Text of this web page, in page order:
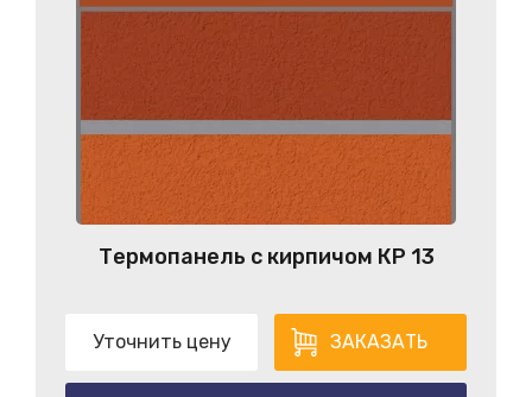
Термопанель с кирпичом КP 13
Уточнить цену ЗАКАЗАТЬ